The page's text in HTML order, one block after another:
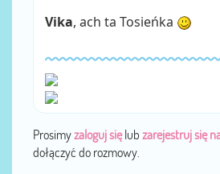
Vika, ach ta Tosieńka
Prosimyzaloguj sięlub zarejestruj się
dołączyć do rozmowy.